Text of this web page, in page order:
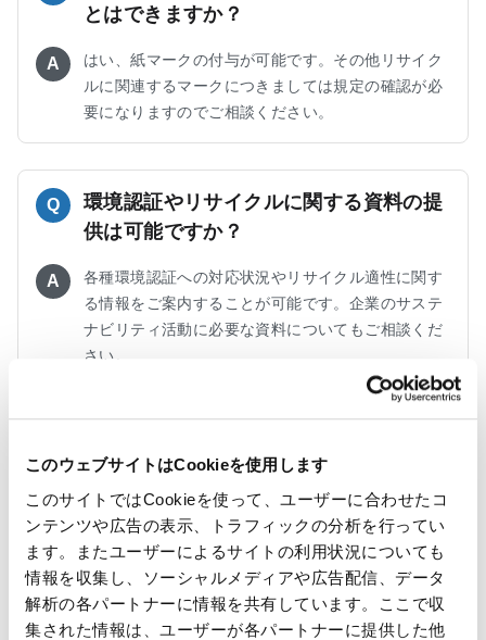
このウェブサイトはCookieを使用します
このサイトではCookieを使って、ユーザーに合わせたコ
ンテンツや広告の表示、トラフィックの分析を行ってい
ます。またユーザーによるサイトの利用状況についても
情報を収集し、ソーシャルメディアや広告配信、データ
解析の各パートナーに情報を共有しています。ここで収
集された情報は、ユーザーが各パートナーに提供した他
とはできますか？
A
はい、紙マークの付与が可能です。その他リサイク
ルに関連するマークにつきましては規定の確認が必
要になりますのでご相談ください。
Q
環境認証やリサイクルに関する資料の提
供は可能ですか？
A
各種環境認証への対応状況やリサイクル適性に関す
る情報をご案内することが可能です。企業のサステ
ナビリティ活動に必要な資料についてもご相談くだ
さい。
A
はい、用途や使用条件をお伺いしたうえで、評価用
サンプルをご用意いたします。
Q 最小ロットや納期はどのくらいですか？